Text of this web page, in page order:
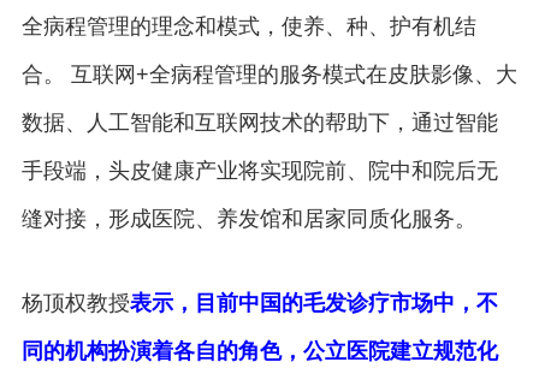
全病程管理的理念和模式，使养、种、护有机结
合。 互联网+全病程管理的服务模式在皮肤影像、大
数据、人工智能和互联网技术的帮助下，通过智能
手段端，头皮健康产业将实现院前、院中和院后无
缝对接，形成医院、养发馆和居家同质化服务。
杨顶权教授表示，目前中国的毛发诊疗市场中，不
同的机构扮演着各自的角色，公立医院建立规范化